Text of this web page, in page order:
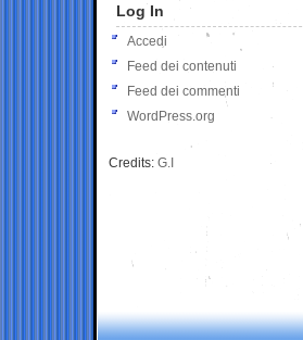
Log In
Accedi
Feed dei contenuti
Feed dei commenti
WordPress.org
Credits: G.I